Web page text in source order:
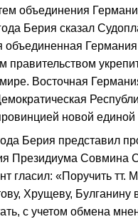
объединения
Берия сказал
объединенная
правительством
Восточная
новой
Берия представил
Президиума
гласил: «Поручить тт.
Хрущеву, Булганину
с учетом обмена